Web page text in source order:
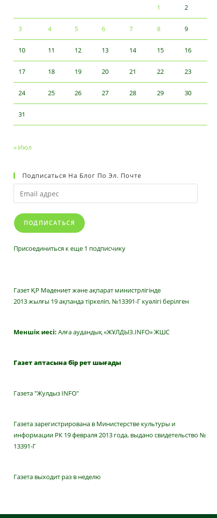
1 2
3 4 5 6 7 8 9
10 11 12 13 14 15 16
17 18 19 20 21 22 23
24 25 26 27 28 29 30
31
« Июл
Подписаться На Блог По Эл. Почте
Email
адрес
ПОДПИСАТЬСЯ
Присоединиться к еще 1 подписчику
Газет ҚР Мәдениет және ақпарат министрлігінде
2013 жылғы 19 ақпанда тіркеліп, №13391-Г куәлігі берілген
Меншік иесі: Алға аудандық «ЖҰЛДЫЗ.INFO» ЖШС
Газет аптасына бір рет шығады
Газета "Жулдыз INFO"
Газета зарегистрирована в Министерстве культуры и
информации РК 19 февраля 2013 года, выдано свидетельство №
13391-Г
Газета выходит раз в неделю